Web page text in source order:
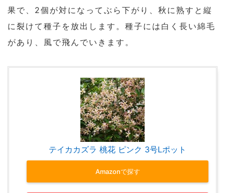
果で、2個が対になってぶら下がり、秋に熟すと縦
に裂けて種子を放出します。種子には白く長い綿毛
があり、風で飛んでいきます。
テイカカズラ 桃花 ピンク 3号Lポット
Amazonで探す